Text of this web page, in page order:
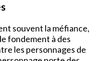
souvent la méfiance,
fondement à des
les personnages de